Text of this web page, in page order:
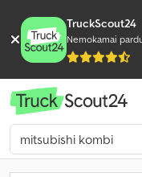
TruckScout24
Nemokamai